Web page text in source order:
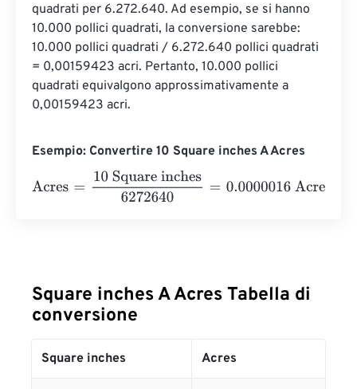
quadrati per 6.272.640. Ad esempio, se si hanno
10.000 pollici quadrati, la conversione sarebbe:
10.000 pollici quadrati / 6.272.640 pollici quadrati
= 0,00159423 acri. Pertanto, 10.000 pollici
quadrati equivalgono approssimativamente a
0,00159423 acri.
Esempio: Convertire 10 Square inches A Acres
Acres
10 Square inches6272640 = 0.0000016 Acres
Square inches A Acres Tabella di
conversione
Square inches Acres